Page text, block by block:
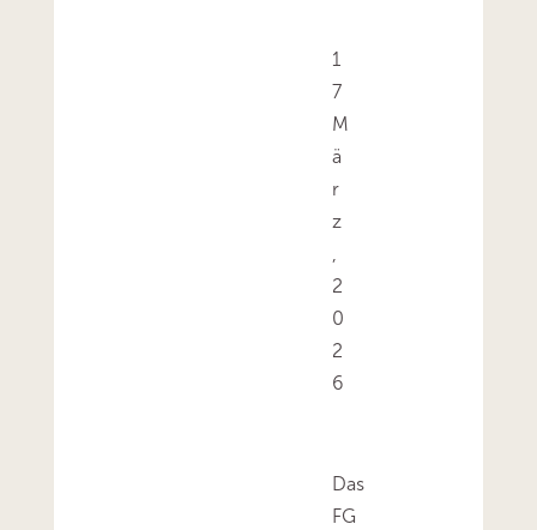
1
7
M
ä
r
z
,
2
0
2
6
Das
FG